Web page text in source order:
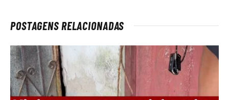
POSTAGENS RELACIONADAS